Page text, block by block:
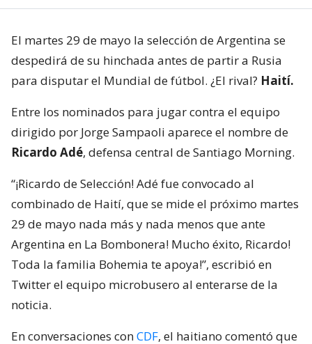
El martes 29 de mayo la selección de Argentina se
despedirá de su hinchada antes de partir a Rusia
para disputar el Mundial de fútbol. ¿El rival? Haití.
Entre los nominados para jugar contra el equipo
dirigido por Jorge Sampaoli aparece el nombre de
Ricardo Adé, defensa central de Santiago Morning.
“¡Ricardo de Selección! Adé fue convocado al
combinado de Haití, que se mide el próximo martes
29 de mayo nada más y nada menos que ante
Argentina en La Bombonera! Mucho éxito, Ricardo!
Toda la familia Bohemia te apoya!”, escribió en
Twitter el equipo microbusero al enterarse de la
noticia.
En conversaciones conCDF, el haitiano comentó que